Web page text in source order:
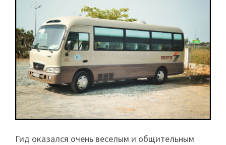
Гид оказался очень веселым и общительным